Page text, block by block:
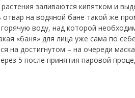
заливаются кипятком и
на водяной бане такой же
воду, над которой
«баня» для лица уже сама по
на достигнутом – на очереди
5 после принятия паровой